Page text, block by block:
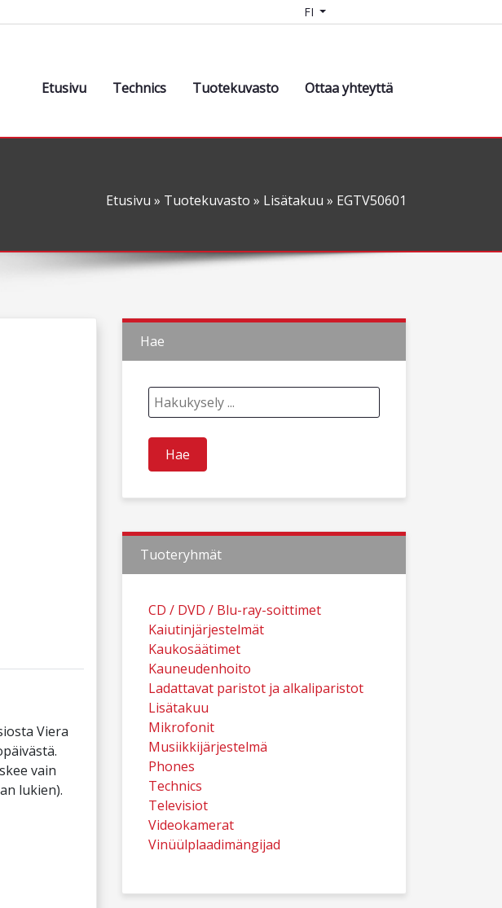
FI
Etusivu Technics Tuotekuvasto Ottaa yhteyttä
Etusivu » Tuotekuvasto » Lisätakuu » EGTV50601
Viera
vain
lukien).
Hae
Tuoteryhmät
CD / DVD / Blu-ray-soittimet
Kaiutinjärjestelmät
Kaukosäätimet
Kauneudenhoito
Ladattavat paristot ja alkaliparistot
Lisätakuu
Mikrofonit
Musiikkijärjestelmä
Phones
Technics
Televisiot
Videokamerat
Vinüülplaadimängijad